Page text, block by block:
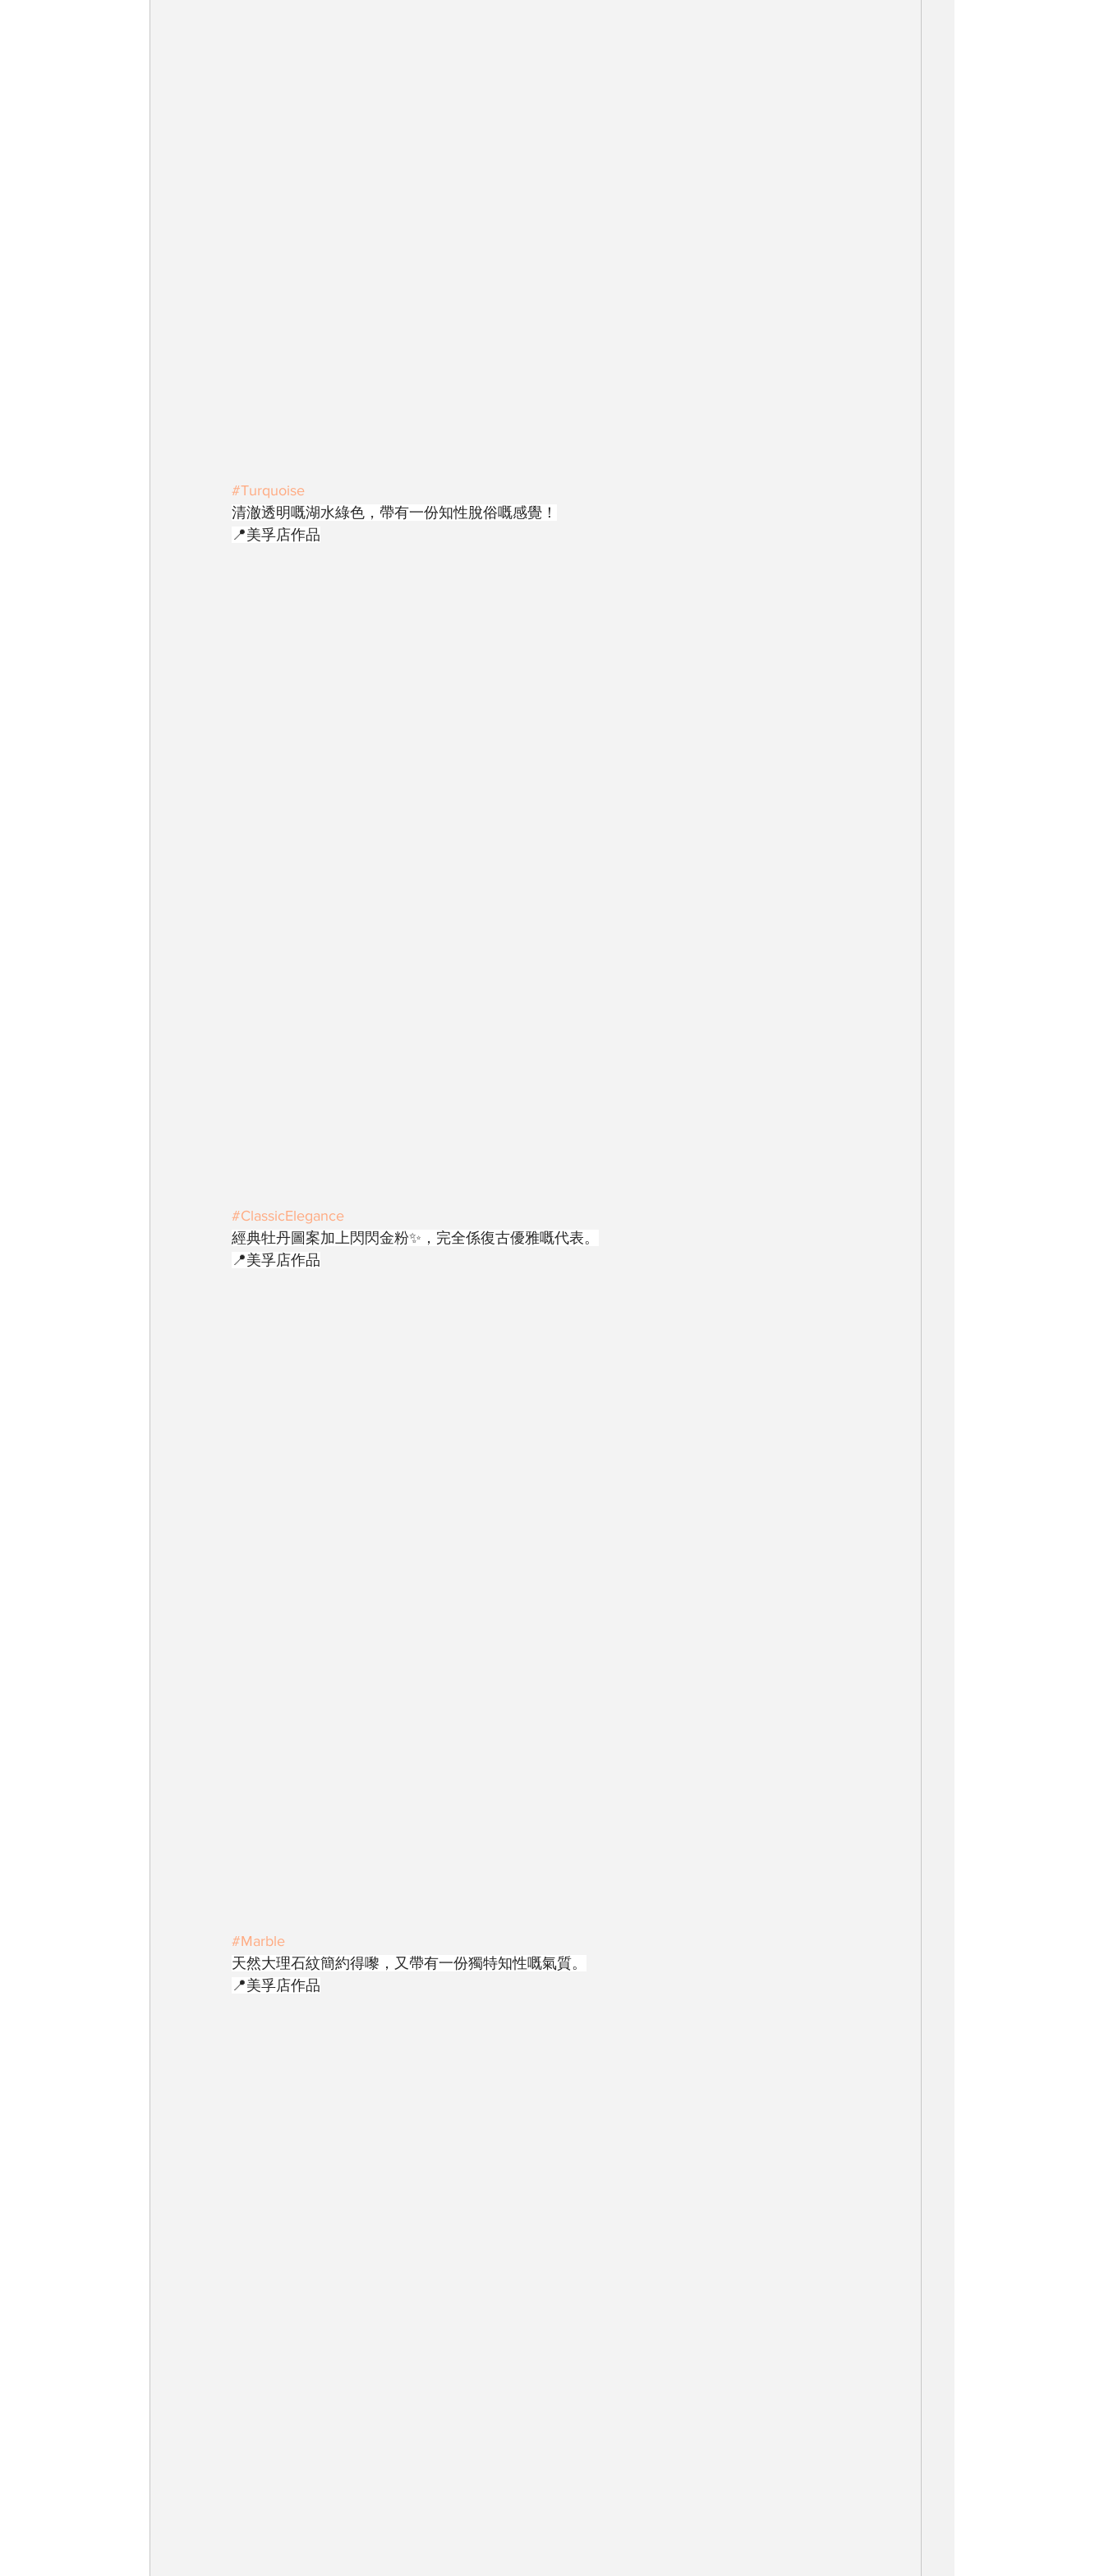
#Turquoise
清澈透明嘅湖水綠色，帶有一份知性脫俗嘅感覺！
📍美孚店作品
#ClassicElegance
經典牡丹圖案加上閃閃金粉✨，完全係復古優雅嘅代表。
📍美孚店作品
#Marble
天然大理石紋簡約得嚟，又帶有一份獨特知性嘅氣質。
📍美孚店作品